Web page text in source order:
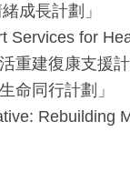
成長計劃」
Services for
重建復康支援計
命同行計劃」
Rebuilding